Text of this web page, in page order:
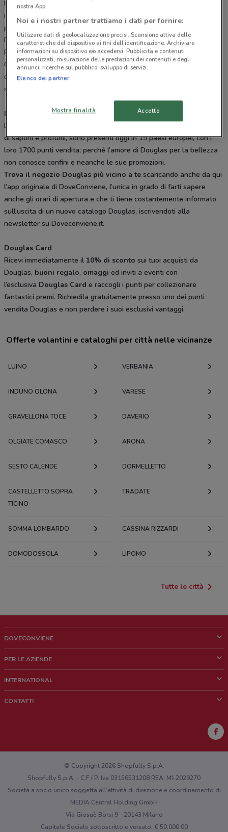
bellezza e di benessere. Da Douglas solo i profumi e i trattamenti
ideati dai più grandi stilisti e dalle catene leader nella cura del
proprio corpo: Yves Saint Laurent, Boss, Chanel, Dior,
Dolce&Gabbana, Giorgio Armani, Versace, Paco Rabanne, Jean
Paul Gaultier, Guess e ancora Biotherm, Collistar, Shiseido, Clarins,
Clinique, Givenchy, Lancome, MAC, Pupa, tutti i prodotti migliori e
quello di cui hai bisogno, nel
sfogliare online direttamente con l’
Bellezza senza confini
Le profumerie Douglas, nate ad Amburgo nel 1821 come fabbriche
di saponi e profumi, sono presenti oggi in 19 paesi europei, con i
loro 1700 punti vendita; perché l’amore di Douglas per la bellezza
non conosce confini e neanche le sue promozioni.
Trova il negozio Douglas più vicino a te scaricando anche da qui
l’app originale di DoveConviene, l’unica in grado di farti sapere
anche gli orari di apertura e che ti tiene costantemente informato
sull’uscita di un nuovo catalogo Douglas, iscrivendoti alla
newsletter su Doveconviene.it.
Douglas Card
Ricevi immediatamente il 10% di sconto sui tuoi acquisti da
Douglas, buoni regalo, omaggi ed inviti a eventi con
l’esclusiva Douglas Card e raccogli i punti per collezionare
fantastici premi. Richiedila gratuitamente presso uno dei punti
vendita Douglas e non perdere i suoi esclusivi vantaggi.
Offerte volantini e cataloghi per città nelle vicinanze
LUINO VERBANIA
INDUNO OLONA VARESE
GRAVELLONA TOCE DAVERIO
OLGIATE COMASCO ARONA
SESTO CALENDE DORMELLETTO
CASTELLETTO SOPRA
TICINO
TRADATE
SOMMA LOMBARDO CASSINA RIZZARDI
DOMODOSSOLA LIPOMO
Tutte le città
DOVECONVIENE
Chi siamo
Lavora con noi
PER LE AZIENDE
Richieste commerciali e marketing
INTERNATIONAL
CONTATTI
Hai un malfunzionamento sul web o sull'app?
© Copyright 2026 Shopfully S.p.A.
Shopfully S.p.A. - C.F / P. Iva 03156531208 REA: MI-2029270
Società a socio unico soggetta all’attività di direzione e coordinamento di
MEDIA Central Holding GmbH
Via Giosuè Borsi 9 - 20143 Milano
Capitale Sociale sottoscritto e versato: € 50.000,00
nostra App.
Noi e i nostri partner trattiamo i dati per fornire:
Utilizzare dati di geolocalizzazione precisi. Scansione attiva delle
caratteristiche del dispositivo ai fini dell’identificazione. Archiviare
informazioni su dispositivo e/o accedervi. Pubblicità e contenuti
personalizzati, misurazione delle prestazioni dei contenuti e degli
annunci, ricerche sul pubblico, sviluppo di servizi.
Elenco dei partner
Mostra finalità Accetto